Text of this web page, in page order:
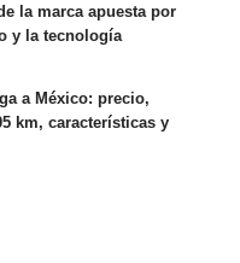
la marca apuesta por
y la tecnología
a México: precio,
km, características y